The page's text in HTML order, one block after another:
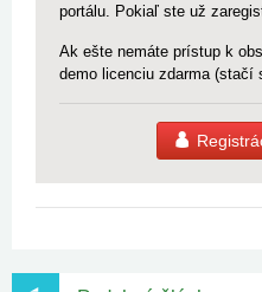
portálu. Pokiaľ ste už
Ak ešte nemáte prístup k
demo licenciu zdarma (stačí